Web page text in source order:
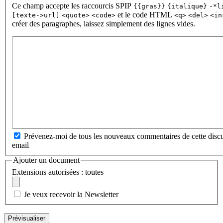
Ce champ accepte les raccourcis SPIP {{gras}} {italique} -
[texte->url]
<quote> <code> et le code HTML <q> <del>
créer des paragraphes, laissez simplement des lignes vides.
Prévenez-moi de tous les nouveaux commentaires de cette
email
Ajouter un document
Extensions autorisées : toutes
Je veux recevoir la Newsletter